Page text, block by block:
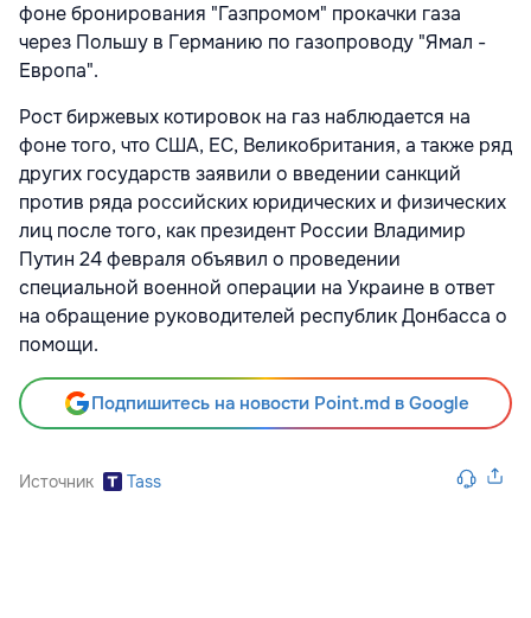
фоне бронирования "Газпромом" прокачки газа
через Польшу в Германию по газопроводу "Ямал -
Европа".
Рост биржевых котировок на газ наблюдается на
фоне того, что США, ЕС, Великобритания, а также ряд
других государств заявили о введении санкций
против ряда российских юридических и физических
лиц после того, как президент России Владимир
Путин 24 февраля объявил о проведении
специальной военной операции на Украине в ответ
на обращение руководителей республик Донбасса о
помощи.
Подпишитесь на новости Point.md в Google
Источник Tass